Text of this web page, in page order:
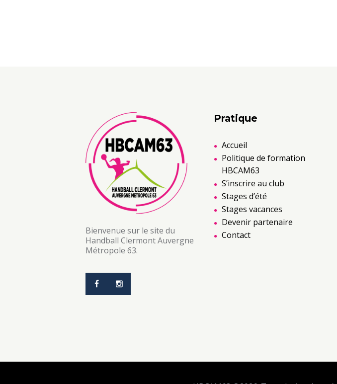
Bienvenue sur le site du
Handball Clermont Auvergne
Métropole 63.
Pratique
Accueil
Politique de formation
HBCAM63
S’inscrire au club
Stages d’été
Stages vacances
Devenir partenaire
Contact